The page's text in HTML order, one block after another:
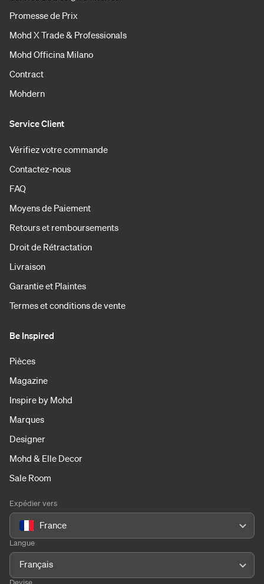
Promesse de Prix
Mohd X Trade & Professionals
Mohd Officina Milano
Contract
Mohdern
Service Client
Vérifiez votre commande
Contactez-nous
FAQ
Moyens de Paiement
Retours et remboursements
Droit de Rétractation
Livraison
Garantie et Plaintes
Termes et conditions de vente
Be Inspired
Pièces
Magazine
Inspire by Mohd
Marques
Designer
Mohd & Elle Decor
Sale Room
Expédier vers
France
Langue
Français